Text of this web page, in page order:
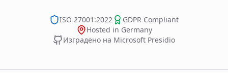
ISO 27001:2022
GDPR Compliant
Hosted in Germany
Изградено на Microsoft Presidio